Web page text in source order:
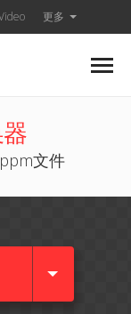
更多
文件